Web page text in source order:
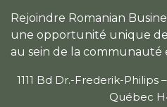
Rejoindre Romanian
une opportunité unique
au sein de la
1111 Bd Dr.-Frederik-Philips
Québec